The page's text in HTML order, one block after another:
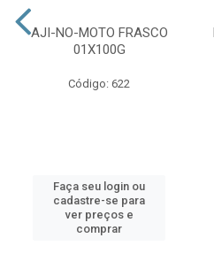
AJI-NO-MOTO FRASCO
01X100G
Código: 622
Faça seu login ou
cadastre-se para
ver preços e
comprar